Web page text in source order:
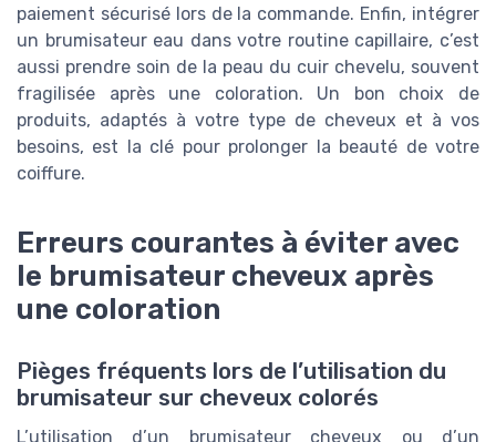
paiement sécurisé lors de la commande. Enfin, intégrer
un brumisateur eau dans votre routine capillaire, c’est
aussi prendre soin de la peau du cuir chevelu, souvent
fragilisée après une coloration. Un bon choix de
produits, adaptés à votre type de cheveux et à vos
besoins, est la clé pour prolonger la beauté de votre
coiffure.
Erreurs courantes à éviter avec
le brumisateur cheveux après
une coloration
Pièges fréquents lors de l’utilisation du
brumisateur sur cheveux colorés
L’utilisation d’un brumisateur cheveux ou d’un